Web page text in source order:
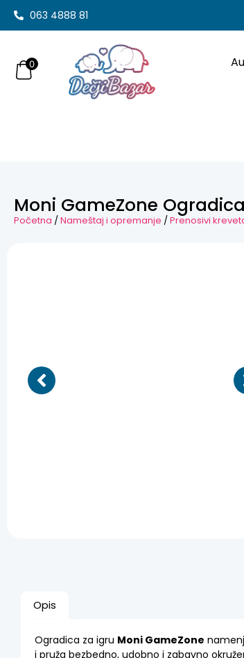
063 4888 81
0
Moni GameZone
Početna /Nameštaj i opremanje /Prenosivi
Opis
Ogradica za igru Moni GameZone
i pruža bezbedno, udobno i zabavno